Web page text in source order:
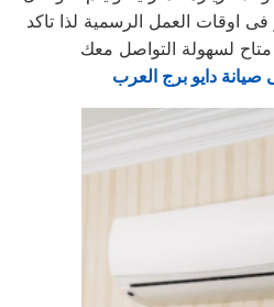
لسهولة التواصل معك
دايو برج العرب